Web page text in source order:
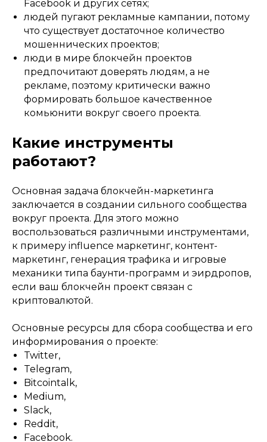
Facebook и других сетях;
людей пугают рекламные кампании, потому
что существует достаточное количество
мошеннических проектов;
люди в мире блокчейн проектов
предпочитают доверять людям, а не
рекламе, поэтому критически важно
формировать большое качественное
комьюнити вокруг своего проекта.
Какие инструменты
работают?
Основная задача блокчейн-маркетинга
заключается в создании сильного сообщества
вокруг проекта. Для этого можно
воспользоваться различными инструментами,
к примеру influence маркетинг, контент-
маркетинг, генерация трафика и игровые
механики типа баунти-программ и эирдропов,
если ваш блокчейн проект связан с
криптовалютой.
Основные ресурсы для сбора сообщества и его
информирования о проекте:
Twitter,
Telegram,
Bitcointalk,
Medium,
Slack,
Reddit,
Facebook.